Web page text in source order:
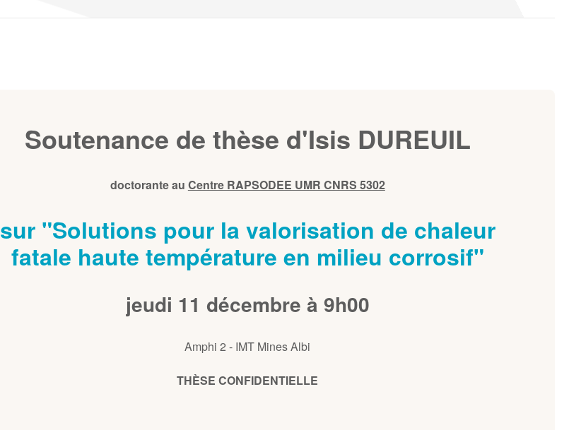
Soutenance de thèse d'Isis DUREUIL
doctorante au Centre RAPSODEE UMR CNRS 5302
sur "Solutions pour la valorisation de chaleur
fatale haute température en milieu corrosif"
jeudi 11 décembre à 9h00
Amphi 2 - IMT Mines Albi
THÈSE CONFIDENTIELLE